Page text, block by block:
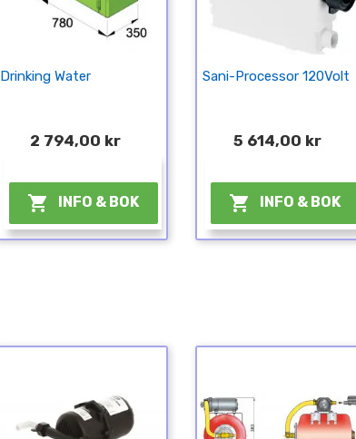
Drinking Water
2 794,00 kr
 INFO & BOK
Sani-Processor 120Volt
5 614,00 kr
 INFO & BOK